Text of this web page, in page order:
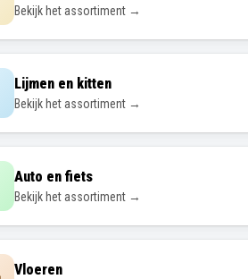
Bekijk het assortiment →
Lijmen en kitten
Bekijk het assortiment →
Auto en fiets
Bekijk het assortiment →
Vloeren